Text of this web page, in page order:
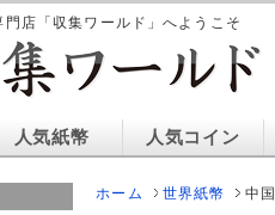
店「収集ワールド」へようこそ
人気紙幣 人気コイン
ホーム 世界紙幣 中